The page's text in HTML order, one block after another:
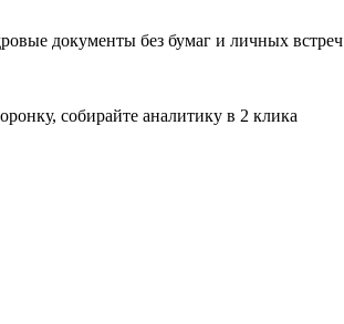
документы без бумаг и личных встреч
собирайте аналитику в 2 клика